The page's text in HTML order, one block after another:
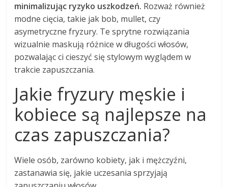
minimalizując ryzyko uszkodzeń. Rozważ również
modne cięcia, takie jak bob, mullet, czy
asymetryczne fryzury. Te sprytne rozwiązania
wizualnie maskują różnice w długości włosów,
pozwalając ci cieszyć się stylowym wyglądem w
trakcie zapuszczania.
Jakie fryzury męskie i
kobiece są najlepsze na
czas zapuszczania?
Wiele osób, zarówno kobiety, jak i mężczyźni,
zastanawia się, jakie uczesania sprzyjają